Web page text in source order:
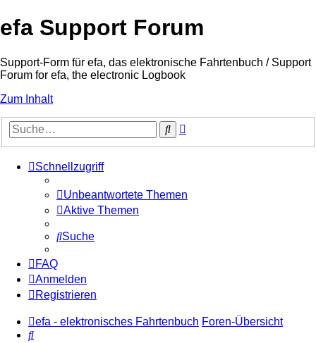
efa Support Forum
Support-Form für efa, das elektronische Fahrtenbuch / Support
Forum for efa, the electronic Logbook
Zum Inhalt
Suche
Schnellzugriff
Unbeantwortete Themen
Aktive Themen
Suche
FAQ
Anmelden
Registrieren
efa - elektronisches Fahrtenbuch Foren-Übersicht
Suche